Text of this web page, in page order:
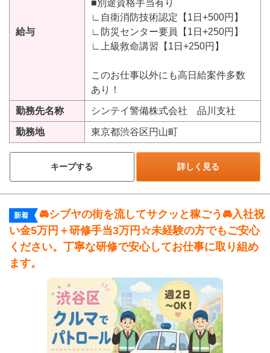
給与
■別途資格手当有り
∟自衛消防技術認定【1日+500円】
∟防災センター要員【1日+250円】
∟上級救命講習【1日+250円】
このお仕事以外にも高日給案件多数
あり！
勤務先名称 シンテイ警備株式会社 品川支社
勤務地 東京都渋谷区円山町
キープする 詳しく見る
新着
🚘シブヤの街を流してサクッと稼ごう🚘入社祝
い金5万円＋研修手当3万円☆未経験の方でもご安心
ください。丁寧な研修で安心してお仕事に取り組め
ます。